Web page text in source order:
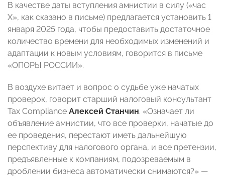
В качестве даты вступления амнистии в силу («час
Х», как сказано в письме) предлагается установить 1
января 2025 года, чтобы предоставить достаточное
количество времени для необходимых изменений и
адаптации к новым условиям, говорится в письме
«ОПОРЫ РОССИИ».
В воздухе витает и вопрос о судьбе уже начатых
проверок, говорит старший налоговый консультант
Tax Compliance Алексей Станчин. «Означает ли
объявление амнистии, что все проверки, начатые до
ее проведения, перестают иметь дальнейшую
перспективу для налогового органа, и все претензии,
предъявленные к компаниям, подозреваемым в
дроблении бизнеса автоматически снимаются?» —